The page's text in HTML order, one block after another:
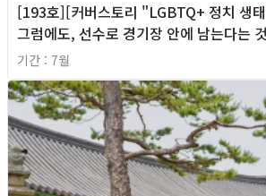
[193호][커버스토리 "LGBTQ+ 정치 생
그럼에도, 선수로 경기장 안에 남는다는 것
기간 : 7월